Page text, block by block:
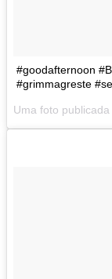
#goodafternoon
#grimmagreste